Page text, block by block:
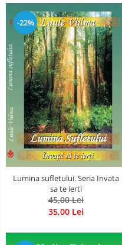
-22%
Lumina sufletului. Seria Invata
sa te ierti
45,00 Lei
35,00 Lei